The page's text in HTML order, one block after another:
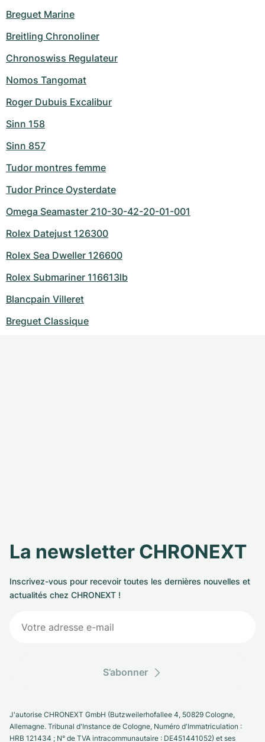
Breguet Marine
Breitling Chronoliner
Chronoswiss Regulateur
Nomos Tangomat
Roger Dubuis Excalibur
Sinn 158
Sinn 857
Tudor montres femme
Tudor Prince Oysterdate
Omega Seamaster 210-30-42-20-01-001
Rolex Datejust 126300
Rolex Sea Dweller 126600
Rolex Submariner 116613lb
Blancpain Villeret
Breguet Classique
La newsletter CHRONEXT
Inscrivez-vous pour recevoir toutes les dernières nouvelles et
actualités chez CHRONEXT !
S’abonner
J'autorise CHRONEXT GmbH (Butzweilerhofallee 4, 50829 Cologne,
Allemagne. Tribunal d'Instance de Cologne, Numéro d'Immatriculation :
HRB 121434 ; N° de TVA intracommunautaire : DE451441052) et ses